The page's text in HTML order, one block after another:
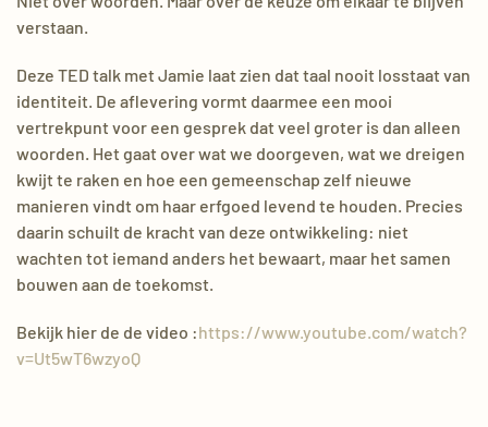
verstaan.
Deze TED talk met Jamie laat zien dat taal nooit losstaat van
identiteit. De aflevering vormt daarmee een mooi
vertrekpunt voor een gesprek dat veel groter is dan alleen
woorden. Het gaat over wat we doorgeven, wat we dreigen
kwijt te raken en hoe een gemeenschap zelf nieuwe
manieren vindt om haar erfgoed levend te houden. Precies
daarin schuilt de kracht van deze ontwikkeling: niet
wachten tot iemand anders het bewaart, maar het samen
bouwen aan de toekomst.
Bekijk hier de de video :https://www.youtube.com/watch?
v=Ut5wT6wzyoQ